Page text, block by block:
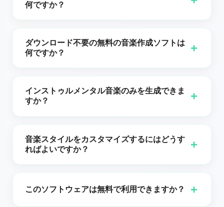
何ですか？
レベル,好む機能によって異なります。プロフェッショ
ナル向けのツールを探しているなら,Ableton Live,FL
家まで幅広く支持される主要な選択肢です。しかし,直
感的で無料かつ強力なオプションを求めるなら,GSong
なバーチャル楽器ライブラリを提供します。ベテラン
のプロデューサーであっても趣味の音楽制作者であっ
楽を制作するために必要なすべての機能を提供しま
ダウンロード不要の無料の音楽作成ソフトは
何ですか？
+
しているなら,Gsong AIの「Music Production
Software」が理想的な選択です。ブラウザベースのこ
できます。AI搭載の作曲ツール,豊富なループとサンプ
ルのライブラリ,使いやすい編集オプションを備え,初心
新性に集中できます。自宅でも外出先でも,すぐに音楽
インストゥルメンタル音楽のみを生成できま
すか？
+
ックまたはインストゥルメンタル版の両方を生成でき
ます。
音楽スタイルをカスタマイズするにはどうす
ればよいですか？
+
ェアがそのジャンルや雰囲気に合うように構図を調整
します。
このソフトウェアは無料で利用できますか？ +